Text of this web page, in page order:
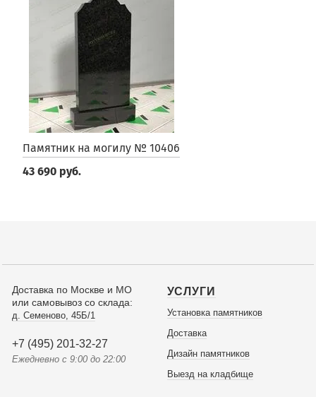
Памятник на могилу № 10406
43 690 руб.
Доставка по Москве и МО
или самовывоз со склада:
д. Семеново, 45Б/1
+7 (495) 201-32-27
Ежедневно с 9:00 до 22:00
УСЛУГИ
Установка памятников
Доставка
Дизайн памятников
Выезд на кладбище